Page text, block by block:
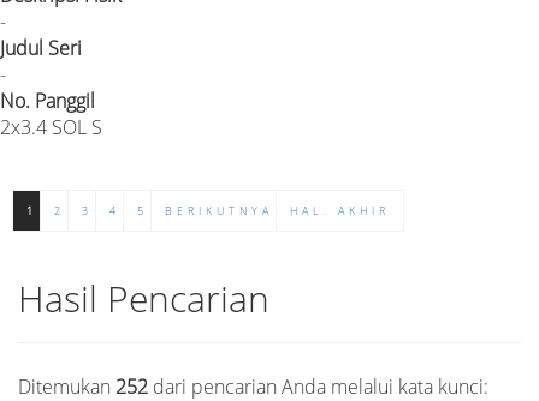
-
Judul Seri
-
No. Panggil
2x3.4 SOL S
1 2 3 4 5 BERIKUTNYA HAL. AKHIR
Hasil Pencarian
Ditemukan 252 dari pencarian Anda melalui kata kunci: